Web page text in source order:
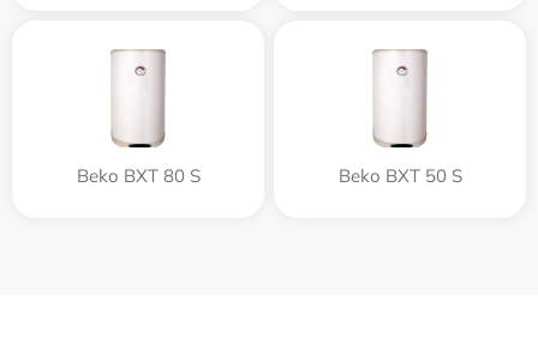
Beko BXT 80 S Beko BXT 50 S